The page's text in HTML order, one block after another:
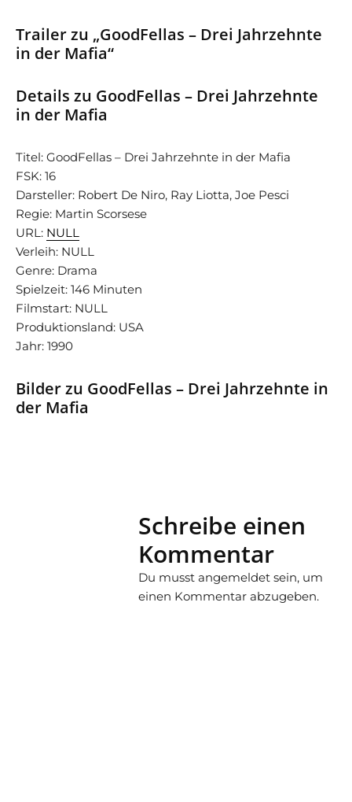
Trailer zu „GoodFellas – Drei Jahrzehnte
in der Mafia“
Details zu GoodFellas – Drei Jahrzehnte
in der Mafia
Titel: GoodFellas – Drei Jahrzehnte in der Mafia
FSK: 16
Darsteller: Robert De Niro, Ray Liotta, Joe Pesci
Regie: Martin Scorsese
URL: NULL
Verleih: NULL
Genre: Drama
Spielzeit: 146 Minuten
Filmstart: NULL
Produktionsland: USA
Jahr: 1990
Bilder zu GoodFellas – Drei Jahrzehnte in
der Mafia
Schreibe einen
Kommentar
Du musst angemeldetsein, um
einen Kommentar abzugeben.